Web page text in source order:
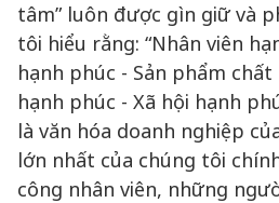
tâm” luôn được gìn giữ và
tôi hiểu rằng: “Nhân viên
hạnh phúc - Sản phẩm
hạnh phúc - Xã hội hạnh
là văn hóa doanh nghiệp
lớn nhất của chúng tôi
công nhân viên, những